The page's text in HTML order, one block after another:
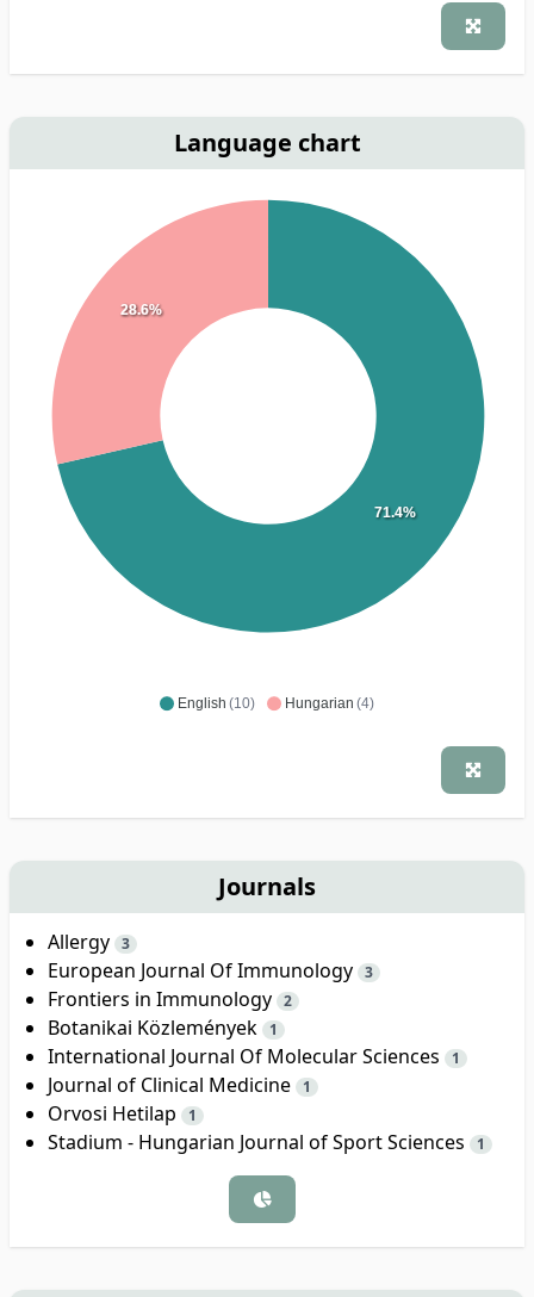
Language chart
English (10) Hungarian (4)
71.4%
28.6%
Journals
Allergy 3
European Journal Of Immunology 3
Frontiers in Immunology 2
Botanikai Közlemények 1
International Journal Of Molecular Sciences 1
Journal of Clinical Medicine 1
Orvosi Hetilap 1
Stadium - Hungarian Journal of Sport Sciences 1